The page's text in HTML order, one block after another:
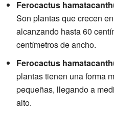
Ferocactus
Son plantas que crecen
alcanzando hasta 60
centímetros de ancho.
Ferocactus
plantas tienen una forma
pequeñas, llegando a
alto.